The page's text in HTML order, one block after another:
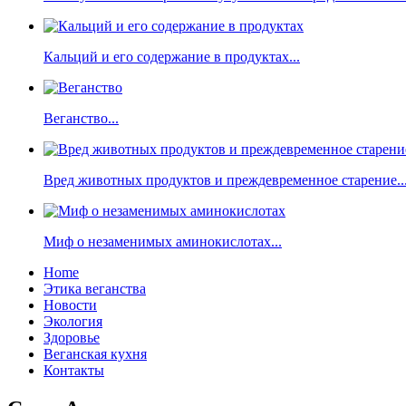
Кальций и его содержание в продуктах...
Веганство...
Вред животных продуктов и преждевременное
Миф о незаменимых аминокислотах...
Home
Этика веганства
Новости
Экология
Здоровье
Веганская кухня
Контакты